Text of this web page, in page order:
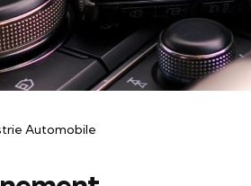
Automobile